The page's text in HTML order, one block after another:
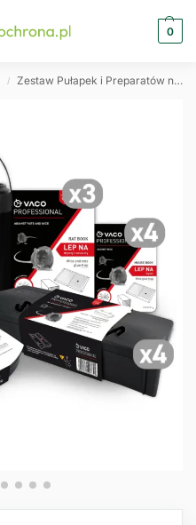
0
/ Zestaw Pułapek i Preparatów na Myszy i Szczury VACO PRO aż 17 produktów